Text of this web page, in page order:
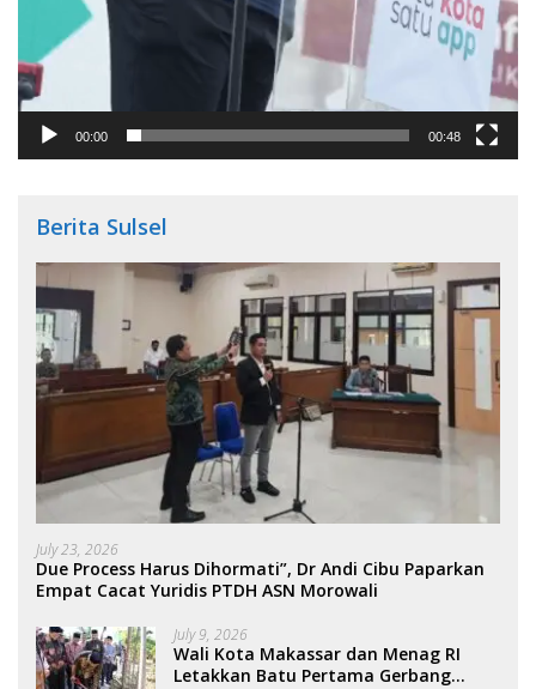
00:00 00:48
Berita Sulsel
July 23, 2026
Due Process Harus Dihormati”, Dr Andi Cibu Paparkan
Empat Cacat Yuridis PTDH ASN Morowali
July 9, 2026
Wali Kota Makassar dan Menag RI
Letakkan Batu Pertama Gerbang